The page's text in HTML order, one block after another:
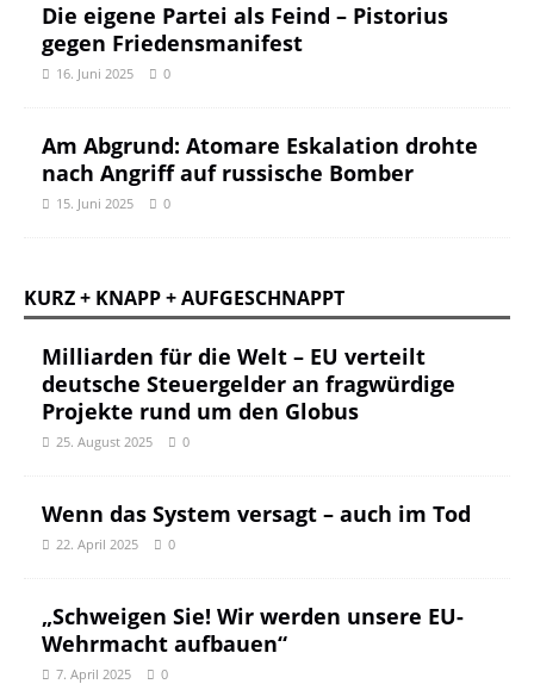
Die eigene Partei als Feind – Pistorius
gegen Friedensmanifest
16. Juni 2025 0
Am Abgrund: Atomare Eskalation drohte
nach Angriff auf russische Bomber
15. Juni 2025 0
KURZ + KNAPP + AUFGESCHNAPPT
Milliarden für die Welt – EU verteilt
deutsche Steuergelder an fragwürdige
Projekte rund um den Globus
25. August 2025 0
Wenn das System versagt – auch im Tod
22. April 2025 0
„Schweigen Sie! Wir werden unsere EU-
Wehrmacht aufbauen“
7. April 2025 0